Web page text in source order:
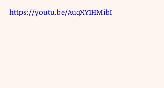
https://youtu.be/AuqXY1HMibI